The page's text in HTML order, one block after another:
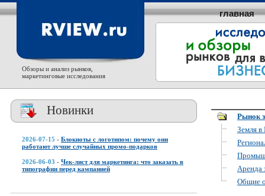
Обзоры и анализ рынков,
маркетинговые исследования
главная
Новинки
2026-07-15 - Блокноты с логотипом: почему они
работают лучше случайных промо-подарков
2026-06-03 - Чек-лист для маркетинга: что заказать в
типографии перед кампанией
Рынок
Земля в
Аренда
Общие